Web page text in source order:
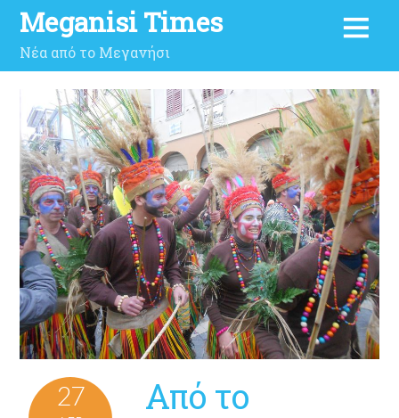
Meganisi Times
Νέα από το Μεγανήσι
27
Από το